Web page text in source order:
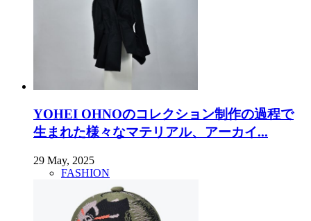
YOHEI OHNOのコレクション制作の過程で
生まれた様々なマテリアル、アーカイ...
29 May, 2025
FASHION